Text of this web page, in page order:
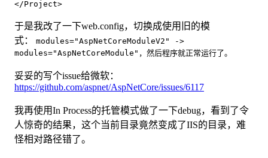
于是我改了一下web.config，切换成使用旧的模
式：
modules="AspNetCoreModuleV2" ->
modules="AspNetCoreModule"，然后程序就正常运行了。
妥妥的写个issue给微软：
https://github.com/aspnet/AspNetCore/issues/6117
我再使用In Process的托管模式做了一下debug，看到了令
人惊奇的结果，这个当前目录竟然变成了IIS的目录，难
怪相对路径错了。